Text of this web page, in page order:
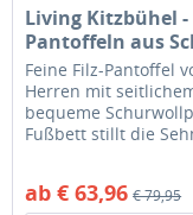
Living Kitzbühel
Pantoffeln aus
Feine Filz-Pantoffel
Herren mit
bequeme
Fußbett stillt die
ab € 63,96 € 79,95